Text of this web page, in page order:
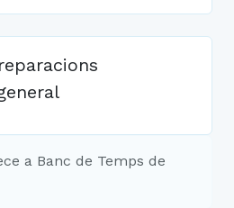
a Banc de Temps de